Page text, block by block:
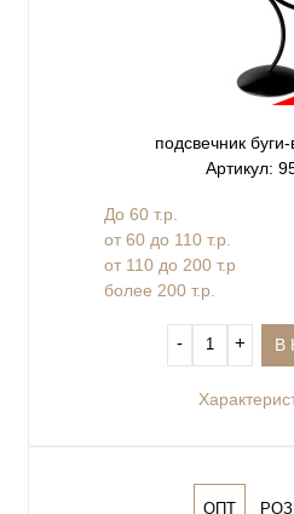
подсвечник
Артикул:
До 60 т.р.
от 60 до 110 т.р.
от 110 до 200 т.р
более 200 т.р.
‐ + В
ОПТ